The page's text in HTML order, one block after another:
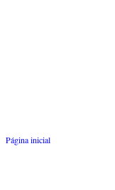
Página inicial